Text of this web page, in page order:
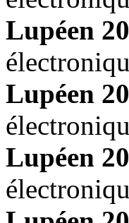
Lupéen
Lupéen
Lupéen